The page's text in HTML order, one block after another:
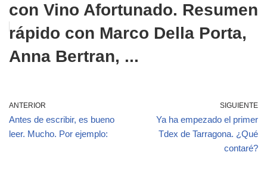
con Vino Afortunado. Resumen
rápido con Marco Della Porta,
Anna Bertran, ...
ANTERIOR
Antes de escribir, es bueno
leer. Mucho. Por ejemplo:
SIGUIENTE
Ya ha empezado el primer
Tdex de Tarragona. ¿Qué
contaré?